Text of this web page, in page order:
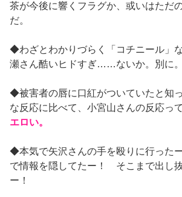
茶が今後に響くフラグか、或いはただ
だ。
◆わざとわかりづらく「コチニール」
瀬さん酷いヒドすぎ……ないか。別に。
◆被害者の唇に口紅がついていたと知
な反応に比べて、小宮山さんの反応っ
エロい。
◆本気で矢沢さんの手を殴りに行った
で情報を隠してたー！ そこまで出し
ー！